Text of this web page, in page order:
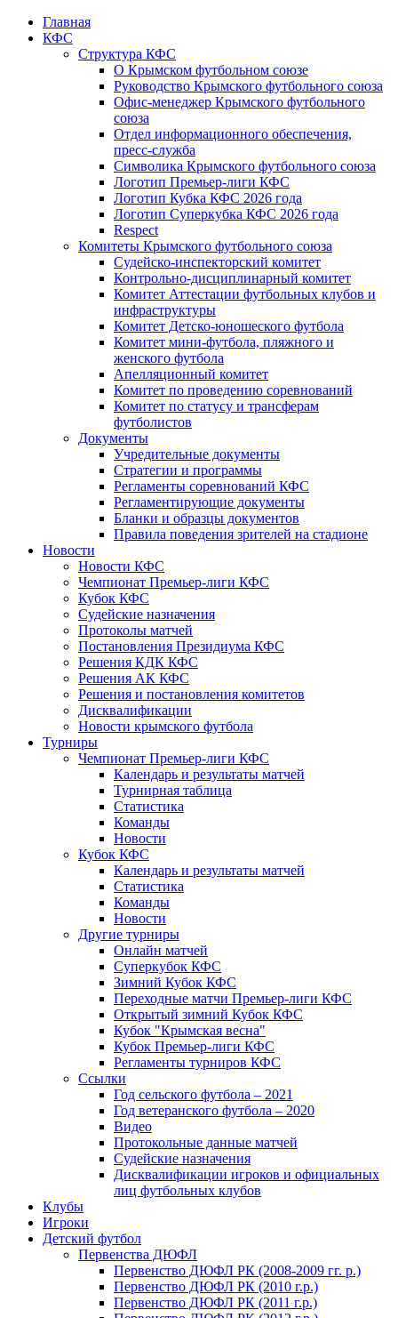
Главная
КФС
Структура КФС
О Крымском футбольном союзе
Руководство Крымского футбольного союза
Офис-менеджер Крымского футбольного
союза
Отдел информационного обеспечения,
пресс-служба
Символика Крымского футбольного союза
Логотип Премьер-лиги КФС
Логотип Кубка КФС 2026 года
Логотип Суперкубка КФС 2026 года
Respect
Комитеты Крымского футбольного союза
Судейско-инспекторский комитет
Контрольно-дисциплинарный комитет
Комитет Аттестации футбольных клубов и
инфраструктуры
Комитет Детско-юношеского футбола
Комитет мини-футбола, пляжного и
женского футбола
Апелляционный комитет
Комитет по проведению соревнований
Комитет по статусу и трансферам
футболистов
Документы
Учредительные документы
Стратегии и программы
Регламенты соревнований КФС
Регламентирующие документы
Бланки и образцы документов
Правила поведения зрителей на стадионе
Новости
Новости КФС
Чемпионат Премьер-лиги КФС
Кубок КФС
Судейские назначения
Протоколы матчей
Постановления Президиума КФС
Решения КДК КФС
Решения АК КФС
Решения и постановления комитетов
Дисквалификации
Новости крымского футбола
Турниры
Чемпионат Премьер-лиги КФС
Календарь и результаты матчей
Турнирная таблица
Статистика
Команды
Новости
Кубок КФС
Календарь и результаты матчей
Статистика
Команды
Новости
Другие турниры
Онлайн матчей
Суперкубок КФС
Зимний Кубок КФС
Переходные матчи Премьер-лиги КФС
Открытый зимний Кубок КФС
Кубок "Крымская весна"
Кубок Премьер-лиги КФС
Регламенты турниров КФС
Ссылки
Год сельского футбола – 2021
Год ветеранского футбола – 2020
Видео
Протокольные данные матчей
Судейские назначения
Дисквалификации игроков и официальных
лиц футбольных клубов
Клубы
Игроки
Детский футбол
Первенства ДЮФЛ
Первенство ДЮФЛ РК (2008-2009 гг. р.)
Первенство ДЮФЛ РК (2010 г.р.)
Первенство ДЮФЛ РК (2011 г.р.)